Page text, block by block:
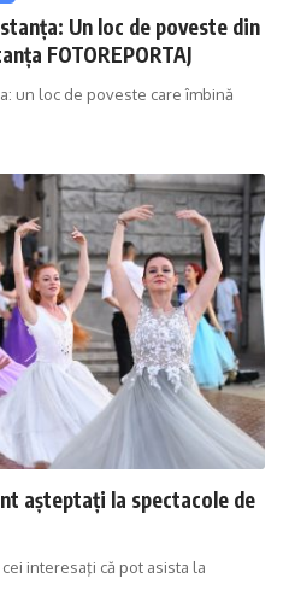
Un loc de poveste din
FOTOREPORTAJ
un loc de poveste care îmbină
aşteptaţi la spectacole de
interesaţi că pot asista la